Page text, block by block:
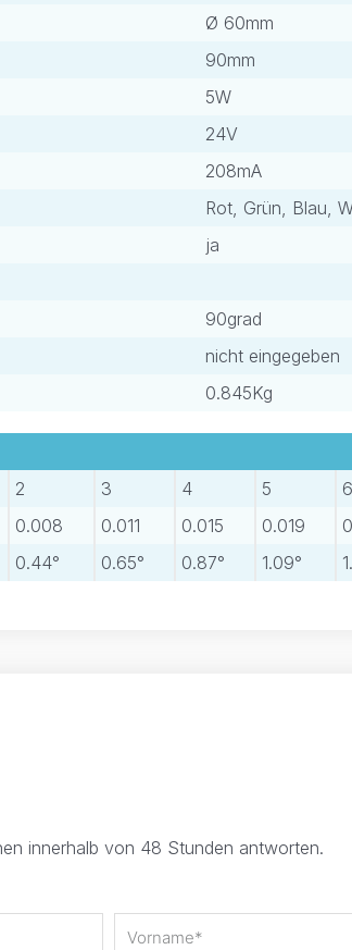
Ø 60mm
90mm
5W
24V
208mA
Rot, Grün, Blau,
ja
90grad
nicht eingegeben
0.845Kg
2 3 4 5
6
0.008 0.011 0.015 0.019
0.44° 0.65° 0.87° 1.09°
innerhalb von 48 Stunden antworten.